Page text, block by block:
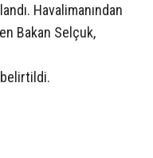
Havalimanından
Bakan Selçuk,